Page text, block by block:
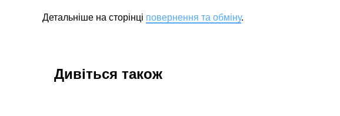
Детальніше на сторінці повернення та обміну.
Дивіться також